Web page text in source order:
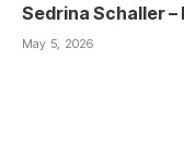
Sedrina Schaller
May 5, 2026